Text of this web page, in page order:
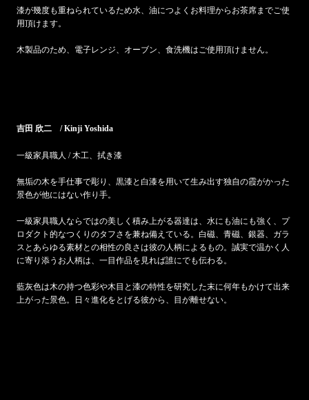
漆が幾度も重ねられているため水、油につよくお料理からお茶席までご使
用頂けます。
木製品のため、電子レンジ、オーブン、食洗機はご使用頂けません。
吉田 欣二 / Kinji Yoshida
一級家具職人 / 木工、拭き漆
無垢の木を手仕事で彫り、黒漆と白漆を用いて生み出す独自の霞がかった
景色が他にはない作り手。
一級家具職人ならではの美しく積み上がる器達は、水にも油にも強く、プ
ロダクト的なつくりのタフさを兼ね備えている。白磁、青磁、銀器、ガラ
スとあらゆる素材との相性の良さは彼の人柄によるもの。 誠実で温かく人
に寄り添うお人柄は、 一目作品を見れば誰にでも伝わる。
藍灰色は木の持つ色彩や木目と漆の特性を研究した末に何年もかけて出来
上がった景色。日々進化をとげる彼から、目が離せない。